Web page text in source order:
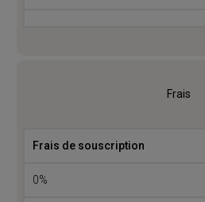
Frais
Frais de souscription
0%